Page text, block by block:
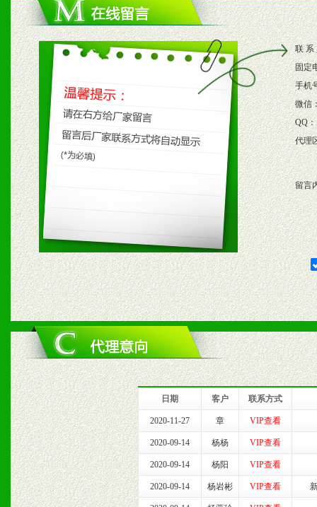
2、不定期在各大知名网站
知名度和影响力。
3、根据地方实际情况提供
具。
四、市场操作及支持
1、根据区域市场协助制定
2、根据具体情况公司给予
3、根据市场需要，派驻区
保产品顺利销售。
4、根据市场情况公司给予
购支持。
五、退换货制度
1、给予前期市场操作一定
2、对于临期，滞销品给予
联 系
固定
手机
微信
QQ：
代理
留言
日期 客户 联系方式
2020-11-27 章 VIP查看
2020-09-14 杨杨 VIP查看
2020-09-14 杨阳 VIP查看
2020-09-14 杨岩彬 VIP查看